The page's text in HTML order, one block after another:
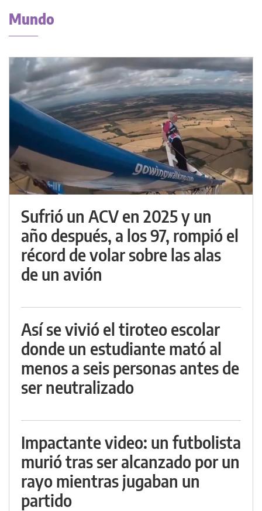
Mundo
Sufrió un ACV en 2025 y un
año después, a los 97, rompió el
récord de volar sobre las alas
de un avión
Así se vivió el tiroteo escolar
donde un estudiante mató al
menos a seis personas antes de
ser neutralizado
Impactante video: un futbolista
murió tras ser alcanzado por un
rayo mientras jugaban un
partido